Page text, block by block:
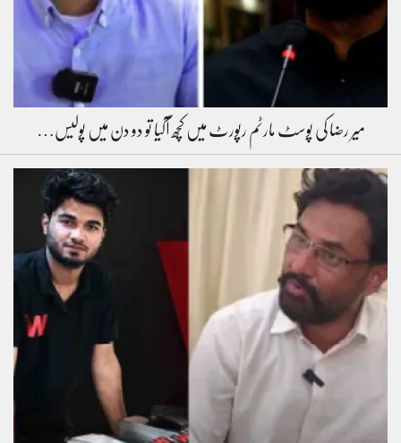
میر رضا کی پوسٹ مارٹم رپورٹ میں کچھ آگیا تو دو دن میں پولیس…